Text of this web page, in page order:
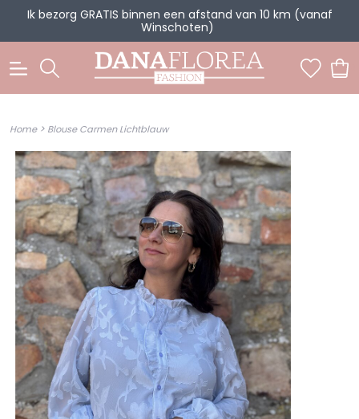
Ik bezorg GRATIS binnen een afstand van 10 km (vanaf
Winschoten)
Home> Blouse Carmen Lichtblauw